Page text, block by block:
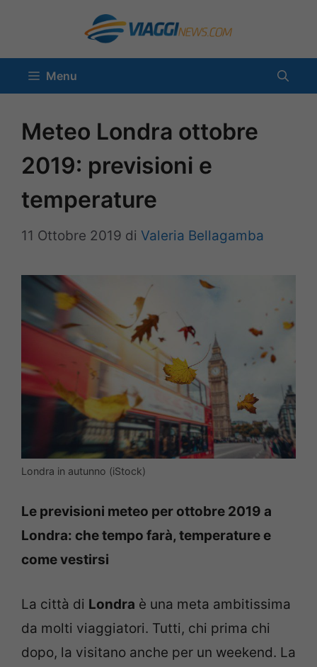
contenuto
Menu
Meteo Londra ottobre
2019: previsioni e
temperature
11 Ottobre 2019 di Valeria Bellagamba
Londra in autunno (iStock)
Le previsioni meteo per ottobre 2019 a
Londra: che tempo farà, temperature e
come vestirsi
La città di Londra è una meta ambitissima
da molti viaggiatori. Tutti, chi prima chi
dopo, la visitano anche per un weekend. La